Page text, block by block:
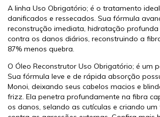
A linha Uso Obrigatório; é o tratamento
danificados e ressecados. Sua fórmula
reconstrução imediata, hidratação
contra os danos diários, reconstruindo a
87% menos quebra.
O Óleo Reconstrutor Uso Obrigatório; é um
Sua fórmula leve e de rápida absorção
Monoi, deixando seus cabelos macios e
frizz. Ela penetra profundamente na fibra
os danos, selando as cutículas e criando